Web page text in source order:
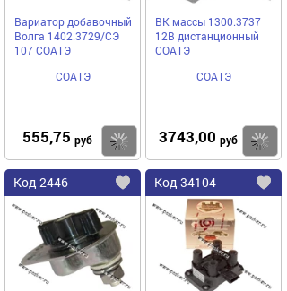
Вариатор добавочный
Волга 1402.3729/СЭ
107 СОАТЭ
СОАТЭ
555,75 руб Купить
ВК массы 1300.3737
12В дистанционный
СОАТЭ
СОАТЭ
3743,00 руб
Код 2446
Добавить
избранное
Код 34104